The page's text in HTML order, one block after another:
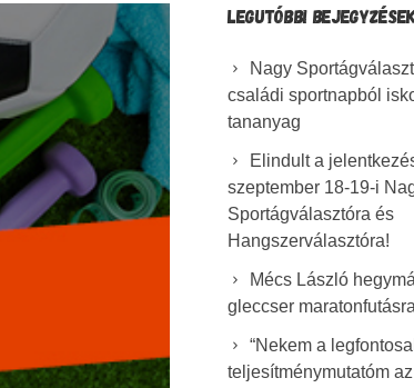
LEGUTÓBBI
Nagy
családi sportnapból
tananyag
Elindult a
szeptember 18-19-i
Sportágválasztóra és
Hangszerválasztóra!
Mécs László
gleccser
“Nekem a
teljesítménymutatóm